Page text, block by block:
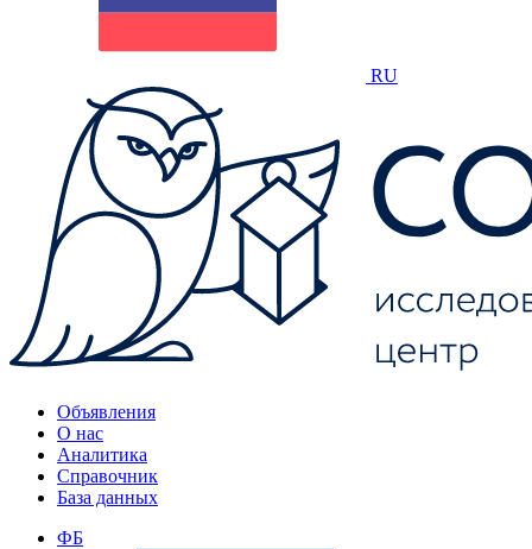
RU
Объявления
О нас
Аналитика
Справочник
База данных
ФБ